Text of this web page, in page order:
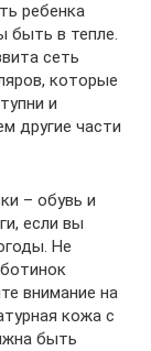
ребенка
быть в тепле.
сеть
которые
и
другие части
– обувь и
если вы
Не
внимание на
кожа с
быть